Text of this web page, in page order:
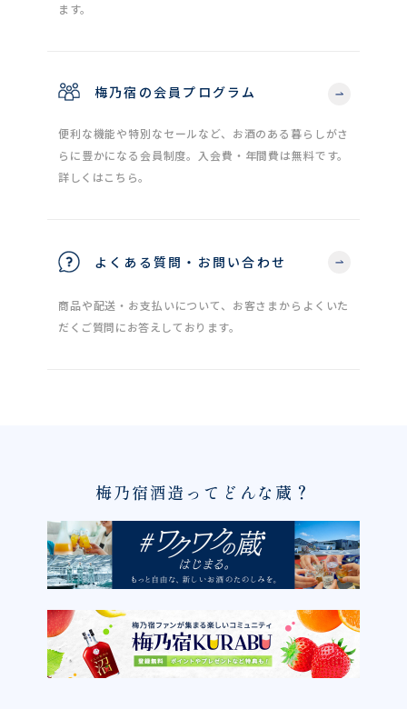
ます。
梅乃宿の会員プログラム
便利な機能や特別なセールなど、お酒のある暮らしがさ
らに豊かになる会員制度。入会費・年間費は無料です。
詳しくはこちら。
よくある質問・お問い合わせ
商品や配送・お支払いについて、お客さまからよくいた
だくご質問にお答えしております。
梅乃宿酒造ってどんな蔵？